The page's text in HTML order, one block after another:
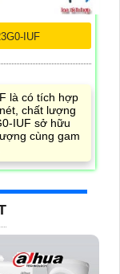
IUF
là có tích hợp
chất lượng
IUF sở hữu
cùng gam